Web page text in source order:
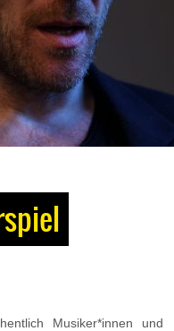
Musiker*innen und